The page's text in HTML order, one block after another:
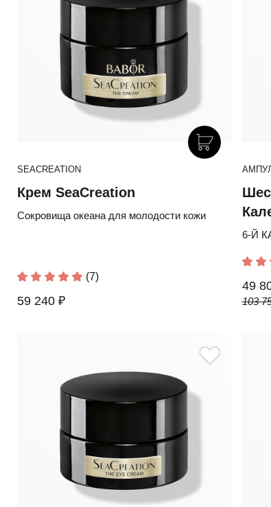
SEACREATION
Крем SeaCreation
Сокровища океана для молодости кожи
(7)
59 240 ₽
6-Й
49
103